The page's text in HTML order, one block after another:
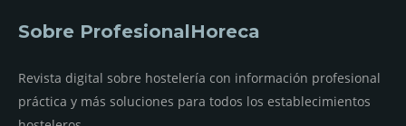
Sobre ProfesionalHoreca
Revista digital sobre hostelería con información profesional
práctica y más soluciones para todos los establecimientos